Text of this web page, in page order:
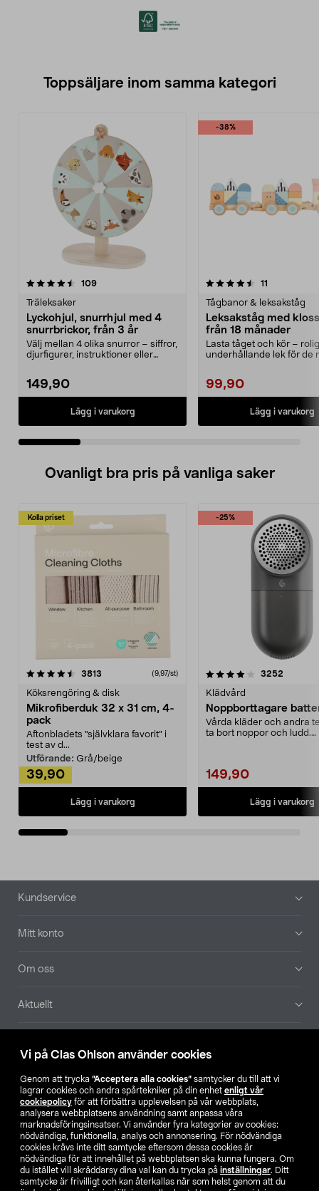
Vi på Clas Ohlson använder cookies
Genom att trycka ”Acceptera alla cookies” samtycker du till att vi
lagrar cookies och andra spårtekniker på din enhet enligt vår
cookiepolicy för att förbättra upplevelsen på vår webbplats,
analysera webbplatsens användning samt anpassa våra
marknadsföringsinsatser. Vi använder fyra kategorier av cookies:
nödvändiga, funktionella, analys och annonsering. För nödvändiga
cookies krävs inte ditt samtycke eftersom dessa cookies är
nödvändiga för att innehållet på webbplatsen ska kunna fungera. Om
du istället vill skräddarsy dina val kan du trycka på inställningar. Ditt
samtycke är frivilligt och kan återkallas när som helst genom att du
Toppsäljare inom samma kategori
109recensioner
Träleksaker
Lyckohjul, snurrhjul med 4
snurrbrickor, från 3 år
Välj mellan 4 olika snurror – siffror,
djurfigurer, instruktioner eller
149,90
Lägg i varukorg
-38%
4.5 av 5 stjärnor 11
Tågbanor & leksakståg
Leksakståg med
från 18 månader
Lasta tåget och kör –
underhållande lek för de
99,90
Lägg i varukorg
4.5 av 5 stjärnor
Ovanligt bra pris på vanliga saker
Kolla priset
3813 (9,97/st)
Köksrengöring & disk
Mikrofiberduk 32 x 31 cm, 4-
pack
Aftonbladets "självklara favorit” i
test av d...
Utförande: Grå/beige
39,90
Lägg i varukorg
-25%
4.0av 5 stjärnor 3252
Klädvård
Noppborttagare
Vårda kläder och andra
ta bort noppor och ludd.
149,90
Lägg i varukorg
4.5av 5 stjärnor
Sidfot
Kundservice
Mitt konto
Om oss
Aktuellt
Hitta butik
SE NO FI